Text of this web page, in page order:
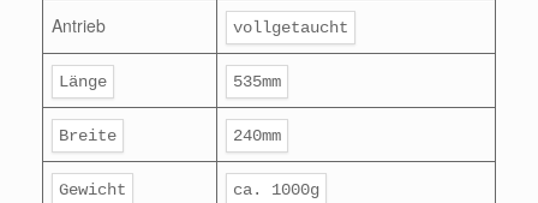
Antrieb vollgetaucht
Länge 535mm
Breite 240mm
Gewicht ca. 1000g